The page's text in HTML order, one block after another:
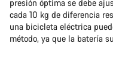
presión óptima se debe
cada 10 kg de diferencia
una bicicleta eléctrica
método, ya que la batería